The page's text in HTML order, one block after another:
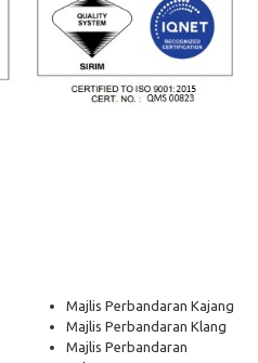
Majlis Perbandaran Kajang
Majlis Perbandaran Klang
Majlis Perbandaran